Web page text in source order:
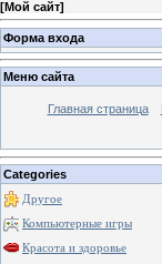
[Мой сайт]
Форма входа
Меню сайта
Главная страница
Categories
Другое
Компьютерные игры
Красота и здоровье